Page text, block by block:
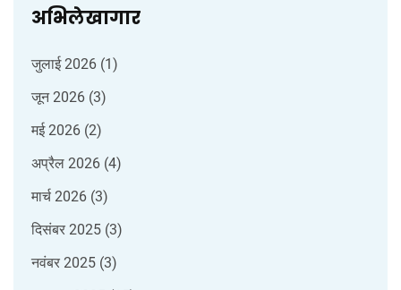
अभिलेखागार
जुलाई 2026 (1)
जून 2026 (3)
मई 2026 (2)
अप्रैल 2026 (4)
मार्च 2026 (3)
दिसंबर 2025 (3)
नवंबर 2025 (3)